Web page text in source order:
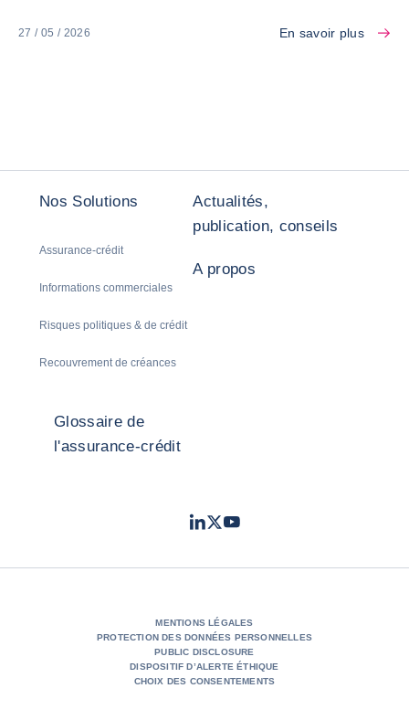
27 / 05 / 2026 En savoir plus
Nos Solutions
Assurance-crédit
Informations commerciales
Risques politiques & de crédit
Recouvrement de créances
Actualités,
publication, conseils
A propos
Glossaire de
l'assurance-crédit
LinkedIn
TwitterYoutube
MENTIONS LÉGALES
PROTECTION DES DONNÉES PERSONNELLES
PUBLIC DISCLOSURE
DISPOSITIF D’ALERTE ÉTHIQUE
CHOIX DES CONSENTEMENTS